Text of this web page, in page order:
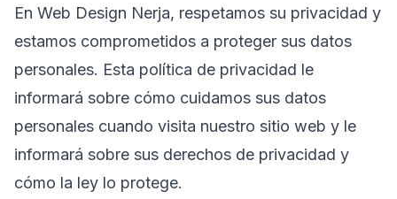
En Web Design Nerja, respetamos su privacidad y
estamos comprometidos a proteger sus datos
personales. Esta política de privacidad le
informará sobre cómo cuidamos sus datos
personales cuando visita nuestro sitio web y le
informará sobre sus derechos de privacidad y
cómo la ley lo protege.